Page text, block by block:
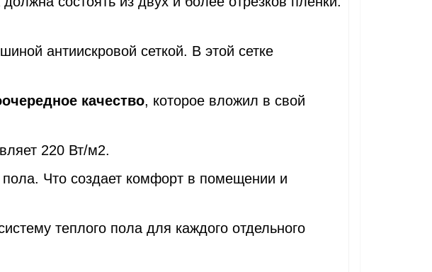
антиискровой сеткой. В этой сетке
качество, которое вложил в свой
220 Вт/м2.
Что создает комфорт в помещении и
теплого пола для каждого отдельного